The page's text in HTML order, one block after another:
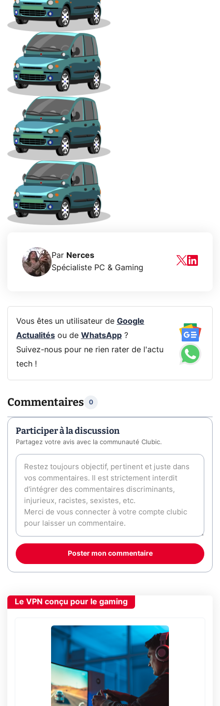
Par Nerces
Spécialiste PC & Gaming
Vous êtes un utilisateur de Google
Actualitésou de WhatsApp?
Suivez-nous pour ne rien rater de l'actu
tech !
Commentaires 0
Participer à la discussion
Partagez votre avis avec la communauté Clubic.
Poster mon commentaire
Le VPN conçu pour le gaming